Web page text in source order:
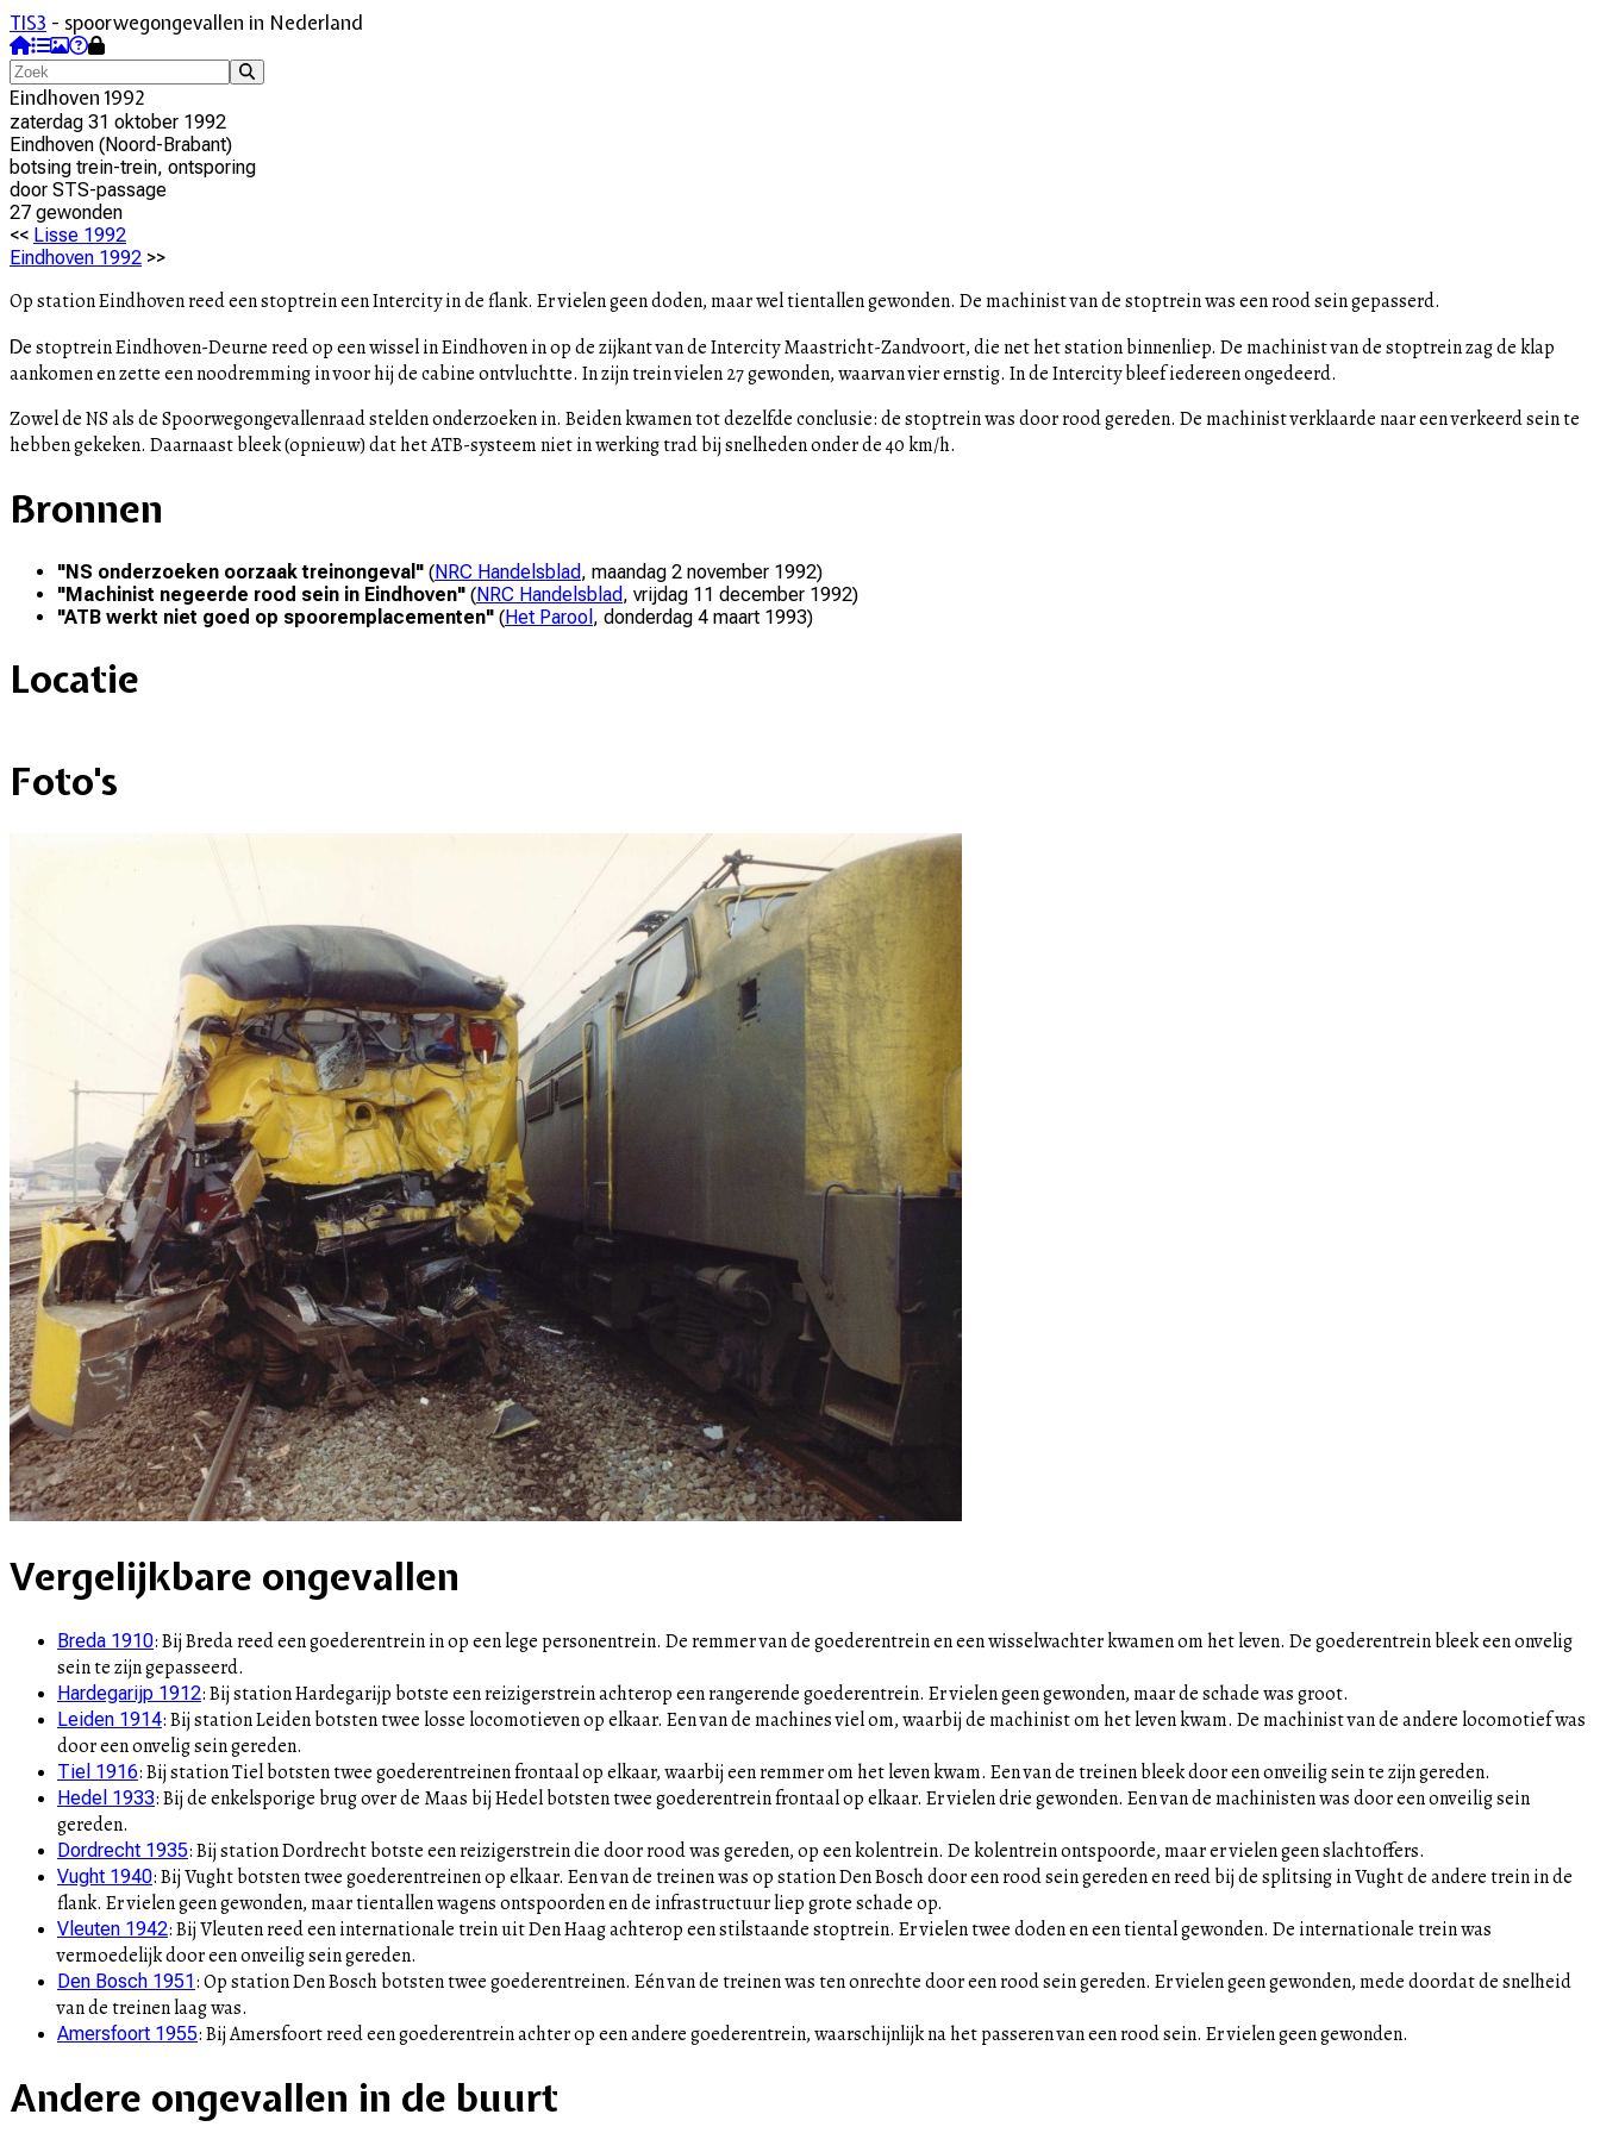
TIS3 - spoorwegongevallen in Nederland
Eindhoven 1992
zaterdag 31 oktober 1992
Eindhoven (Noord-Brabant)
botsing trein-trein, ontsporing
door STS-passage
27 gewonden
<< Lisse 1992
Eindhoven 1992 >>
Op station Eindhoven reed een stoptrein een Intercity in de flank. Er vielen geen doden, maar wel tientallen gewonden. De machinist van de stoptrein was een rood sein gepasserd.
De stoptrein Eindhoven-Deurne reed op een wissel in Eindhoven in op de zijkant van de Intercity Maastricht-Zandvoort, die net het station binnenliep. De machinist van de stoptrein zag de klap
aankomen en zette een noodremming in voor hij de cabine ontvluchtte. In zijn trein vielen 27 gewonden, waarvan vier ernstig. In de Intercity bleef iedereen ongedeerd.
Zowel de NS als de Spoorwegongevallenraad stelden onderzoeken in. Beiden kwamen tot dezelfde conclusie: de stoptrein was door rood gereden. De machinist verklaarde naar een verkeerd sein te
hebben gekeken. Daarnaast bleek (opnieuw) dat het ATB-systeem niet in werking trad bij snelheden onder de 40 km/h.
Bronnen
"NS onderzoeken oorzaak treinongeval " (NRC Handelsblad, maandag 2 november 1992)
"Machinist negeerde rood sein in Eindhoven" (NRC Handelsblad, vrijdag 11 december 1992)
"ATB werkt niet goed op spooremplacementen" (Het Parool , donderdag 4 maart 1993)
Locatie
–
Foto's
Vergelijkbare ongevallen
Breda 1910:Bij Breda reed een goederentrein in op een lege personentrein. De remmer van de goederentrein en een wisselwachter kwamen om het leven. De goederentrein bleek een onvelig
sein te zijn gepasseerd.
Hardegarijp 1912:Bij station Hardegarijp botste een reizigerstrein achterop een rangerende goederentrein. Er vielen geen gewonden, maar de schade was groot.
Leiden 1914:Bij station Leiden botsten twee losse locomotieven op elkaar. Een van de machines viel om, waarbij de machinist om het leven kwam. De machinist van de andere locomotief was
door een onvelig sein gereden.
Tiel 1916:Bij station Tiel botsten twee goederentreinen frontaal op elkaar, waarbij een remmer om het leven kwam. Een van de treinen bleek door een onveilig sein te zijn gereden.
Hedel 1933:Bij de enkelsporige brug over de Maas bij Hedel botsten twee goederentrein frontaal op elkaar. Er vielen drie gewonden. Een van de machinisten was door een onveilig sein
gereden.
Dordrecht 1935:Bij station Dordrecht botste een reizigerstrein die door rood was gereden, op een kolentrein. De kolentrein ontspoorde, maar er vielen geen slachtoffers.
Vught 1940:Bij Vught botsten twee goederentreinen op elkaar. Een van de treinen was op station Den Bosch door een rood sein gereden en reed bij de splitsing in Vught de andere trein in de
flank. Er vielen geen gewonden, maar tientallen wagens ontspoorden en de infrastructuur liep grote schade op.
Vleuten 1942:Bij Vleuten reed een internationale trein uit Den Haag achterop een stilstaande stoptrein. Er vielen twee doden en een tiental gewonden. De internationale trein was
vermoedelijk door een onveilig sein gereden.
Den Bosch 1951:Op station Den Bosch botsten twee goederentreinen. Eén van de treinen was ten onrechte door een rood sein gereden. Er vielen geen gewonden, mede doordat de snelheid
van de treinen laag was.
Amersfoort 1955:Bij Amersfoort reed een goederentrein achter op een andere goederentrein, waarschijnlijk na het passeren van een rood sein. Er vielen geen gewonden.
Andere ongevallen in de buurt